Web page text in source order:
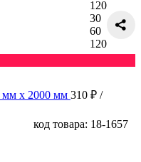
120
30
60
120
мм х 2000 мм 310 ₽ /
код товара: 18-1657